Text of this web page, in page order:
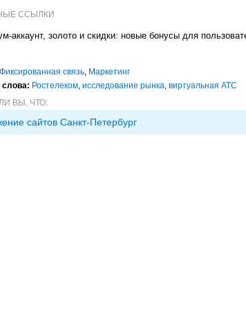
ССЫЛКИ
аккаунт, золото и скидки: новые бонусы для
Фиксированная связь, Маркетинг
Ростелеком, исследование рынка, виртуальная АТС
ВЫ, ЧТО:
сайтов Санкт-Петербург